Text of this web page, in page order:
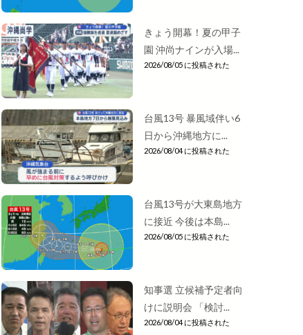
きょう開幕！夏の甲子
園 沖尚ナインが入場...
2026/08/05 に投稿された
台風13号 暴風域伴い6
日から沖縄地方に...
2026/08/04 に投稿された
台風13号が大東島地方
に接近 今後は本島...
2026/08/05 に投稿された
知事選 立候補予定者向
けに説明会 「検討...
2026/08/04 に投稿された